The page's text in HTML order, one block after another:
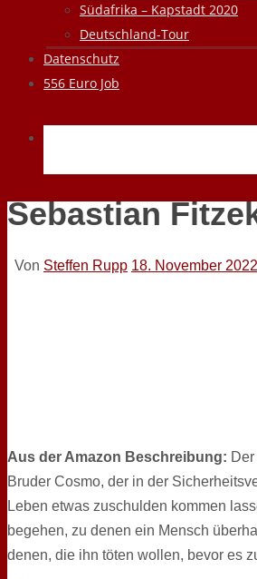
Südafrika – Kapstadt 2020
Deutschland-Tour
Datenschutz
556 Euro Job
Sebastian
Von Steffen Rupp 18. November
Aus der Amazon Beschreibung:
Bruder Cosmo, der in der
Leben etwas zuschulden kommen
begehen, zu denen ein Mensch
denen, die ihn töten wollen, bevor es